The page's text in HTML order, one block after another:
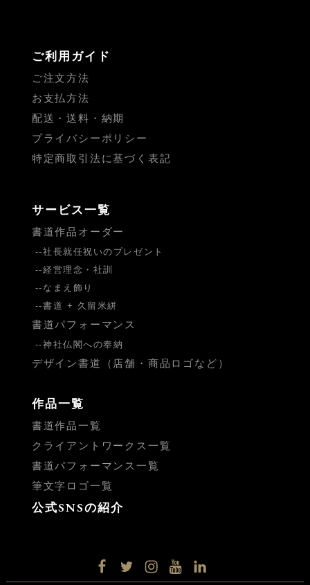
ご利用ガイド
ご注文方法
お支払方法
配送・送料・納期
プライバシーポリシー
特定商取引法に基づく表記
サービス一覧
書道作品オーダー
社長就任祝いのプレゼント
経営理念・社訓
なまえ飾り
書道 + 久留米絣
書道パフォーマンス
神社仏閣への奉納
デザイン書道（店舗・商品ロゴなど）
作品一覧
書道作品一覧
クライアントワークス一覧
書道パフォーマンス一覧
筆文字ロゴ一覧
公式SNSの紹介
facebooktwitterinstagramYouTubeLinkedIn